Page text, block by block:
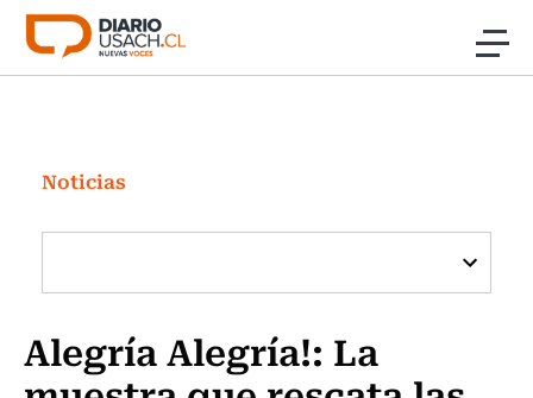
Click acá para ir directamente al contenido
Investigación
Cultura
Programas Radio y TV Usach
Noticias
Alegría Alegría!: La